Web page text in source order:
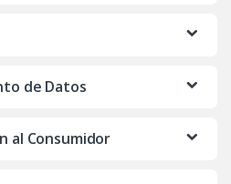
de Datos
al Consumidor